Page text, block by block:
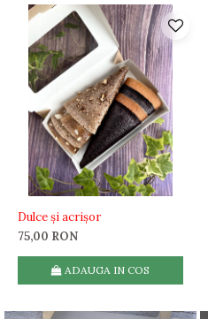
Dulce și acrișor
75,00 RON
ADAUGA IN COS